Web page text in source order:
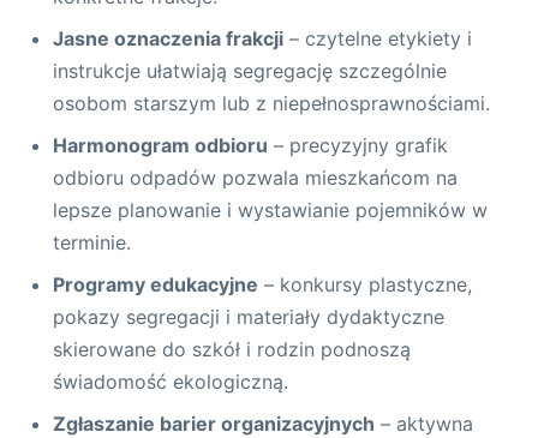
Jasne oznaczenia frakcji – czytelne etykiety i
instrukcje ułatwiają segregację szczególnie
osobom starszym lub z niepełnosprawnościami.
Harmonogram odbioru – precyzyjny grafik
odbioru odpadów pozwala mieszkańcom na
lepsze planowanie i wystawianie pojemników w
terminie.
Programy edukacyjne – konkursy plastyczne,
pokazy segregacji i materiały dydaktyczne
skierowane do szkół i rodzin podnoszą
świadomość ekologiczną.
Zgłaszanie barier organizacyjnych – aktywna